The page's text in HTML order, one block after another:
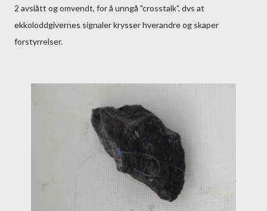
2 avslått og omvendt, for å unngå "crosstalk", dvs at
ekkoloddgivernes signaler krysser hverandre og skaper
forstyrrelser.